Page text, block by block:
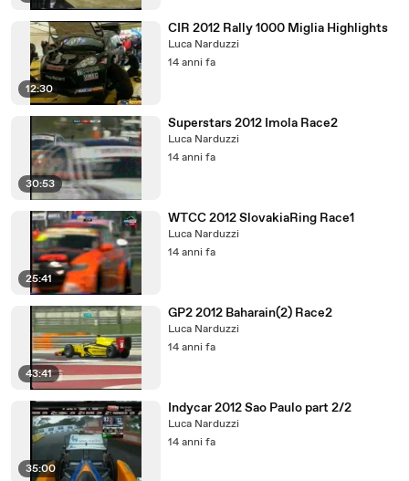
12:30
CIR 2012 Rally 1000 Miglia Highlights
Luca Narduzzi
14 anni fa
30:53
Superstars 2012 Imola Race2
Luca Narduzzi
14 anni fa
25:41
WTCC 2012 SlovakiaRing Race1
Luca Narduzzi
14 anni fa
43:41
GP2 2012 Baharain(2) Race2
Luca Narduzzi
14 anni fa
35:00
Indycar 2012 Sao Paulo part 2/2
Luca Narduzzi
14 anni fa